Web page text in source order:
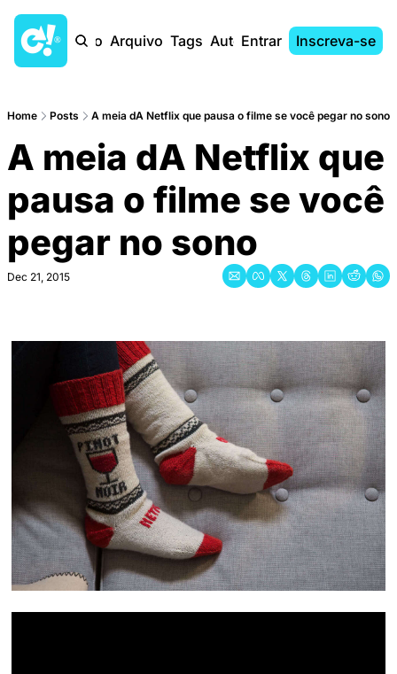
Início Arquivo Tags AutoresEntrar Inscreva-se
Home Posts A meia dA Netflix que pausa o filme se você pegar no sono
A meia dA Netflix que
pausa o filme se você
pegar no sono
Dec 21, 2015